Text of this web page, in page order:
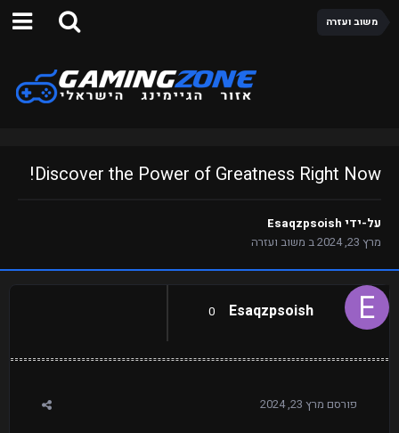
משוב ועזרה
Discover the Power of Greatness Right Now!
על-ידי Esaqzpsoish
מרץ 23, 2024
ב משוב ועזרה
Esaqzpsoish
0
פורסם מרץ 23, 2024